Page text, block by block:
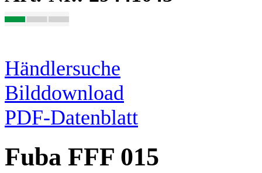
Händlersuche
Bilddownload
PDF-Datenblatt
Fuba FFF 015